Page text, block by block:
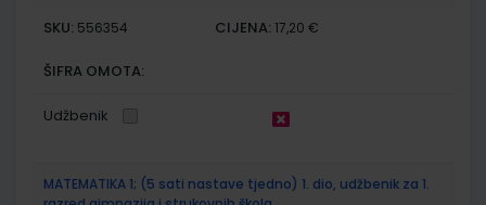
SKU: 556354 CIJENA: 17,20 €
ŠIFRA OMOTA:
Udžbenik
MATEMATIKA 1; (5 sati nastave tjedno) 1. dio, udžbenik za 1.